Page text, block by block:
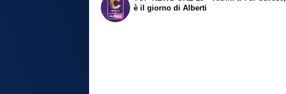
è il giorno di Alberti